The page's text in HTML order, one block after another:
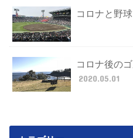
コロナと野
コロナ後の
2020.05.01